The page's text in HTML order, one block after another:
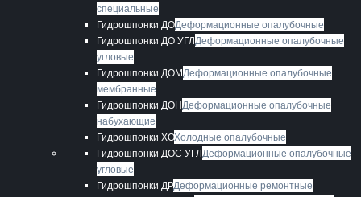
специальные
Гидрошпонки ДОДеформационные опалубочные
Гидрошпонки ДО УГЛДеформационные опалубочные
угловые
Гидрошпонки ДОМДеформационные опалубочные
мембранные
Гидрошпонки ДОНДеформационные опалубочные
набухающие
Гидрошпонки ХОХолодные опалубочные
Гидрошпонки ДОС УГЛДеформационные опалубочные
угловые
Гидрошпонки ДРДеформационные ремонтные